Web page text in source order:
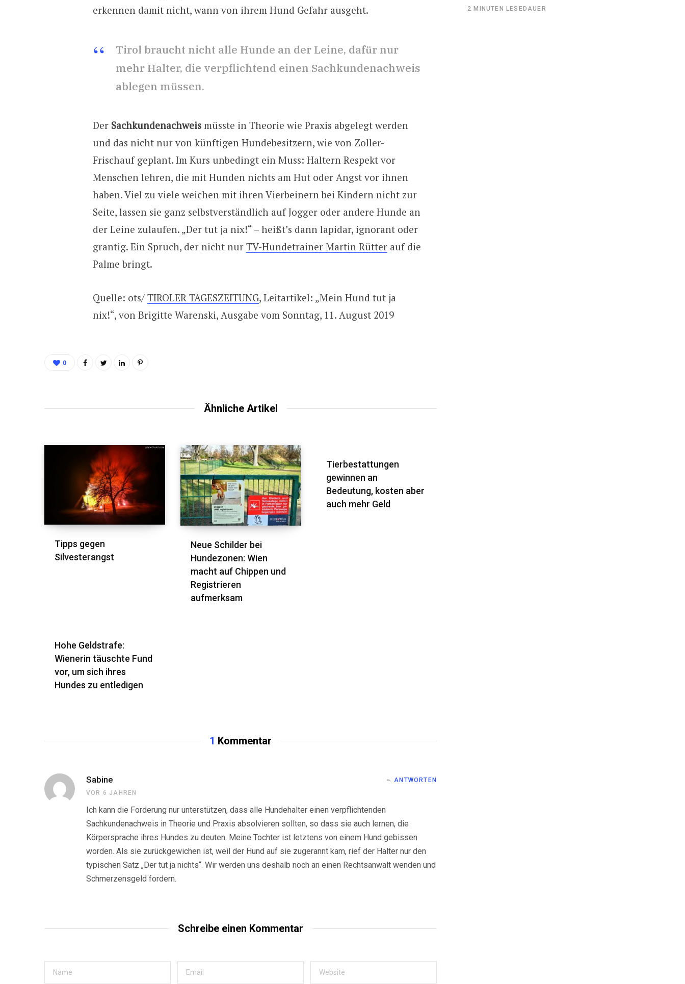
erkennen damit nicht, wann von ihrem Hund Gefahr ausgeht.
Tirol braucht nicht alle Hunde an der Leine, dafür nur
mehr Halter, die verpflichtend einen Sachkundenachweis
ablegen müssen.
Der Sachkundenachweismüsste in Theorie wie Praxis abgelegt werden
und das nicht nur von künftigen Hundebesitzern, wie von Zoller-
Frischauf geplant. Im Kurs unbedingt ein Muss: Haltern Respekt vor
Menschen lehren, die mit Hunden nichts am Hut oder Angst vor ihnen
haben. Viel zu viele weichen mit ihren Vierbeinern bei Kindern nicht zur
Seite, lassen sie ganz selbstverständlich auf Jogger oder andere Hunde an
der Leine zulaufen. „Der tut ja nix!“ – heißt’s dann lapidar, ignorant oder
grantig. Ein Spruch, der nicht nur TV-Hundetrainer Martin Rütterauf die
Palme bringt.
Quelle: ots/ TIROLER TAGESZEITUNG, Leitartikel: „Mein Hund tut ja
nix!“, von Brigitte Warenski, Ausgabe vom Sonntag, 11. August 2019
0
Ähnliche Artikel
Tipps gegen
Silvesterangst
Neue Schilder bei
Hundezonen: Wien
macht auf Chippen und
Registrieren
aufmerksam
Tierbestattungen
gewinnen an
Bedeutung, kosten aber
auch mehr Geld
Hohe Geldstrafe:
Wienerin täuschte Fund
vor, um sich ihres
Hundes zu entledigen
1 Kommentar
Sabine
VOR 6 JAHREN
ANTWORTEN
Ich kann die Forderung nur unterstützen, dass alle Hundehalter einen verpflichtenden
Sachkundenachweis in Theorie und Praxis absolvieren sollten, so dass sie auch lernen, die
Körpersprache ihres Hundes zu deuten. Meine Tochter ist letztens von einem Hund gebissen
worden. Als sie zurückgewichen ist, weil der Hund auf sie zugerannt kam, rief der Halter nur den
typischen Satz „Der tut ja nichts“. Wir werden uns deshalb noch an einen Rechtsanwalt wenden und
Schmerzensgeld fordern.
Schreibe einen Kommentar
2 MINUTEN LESEDAUER